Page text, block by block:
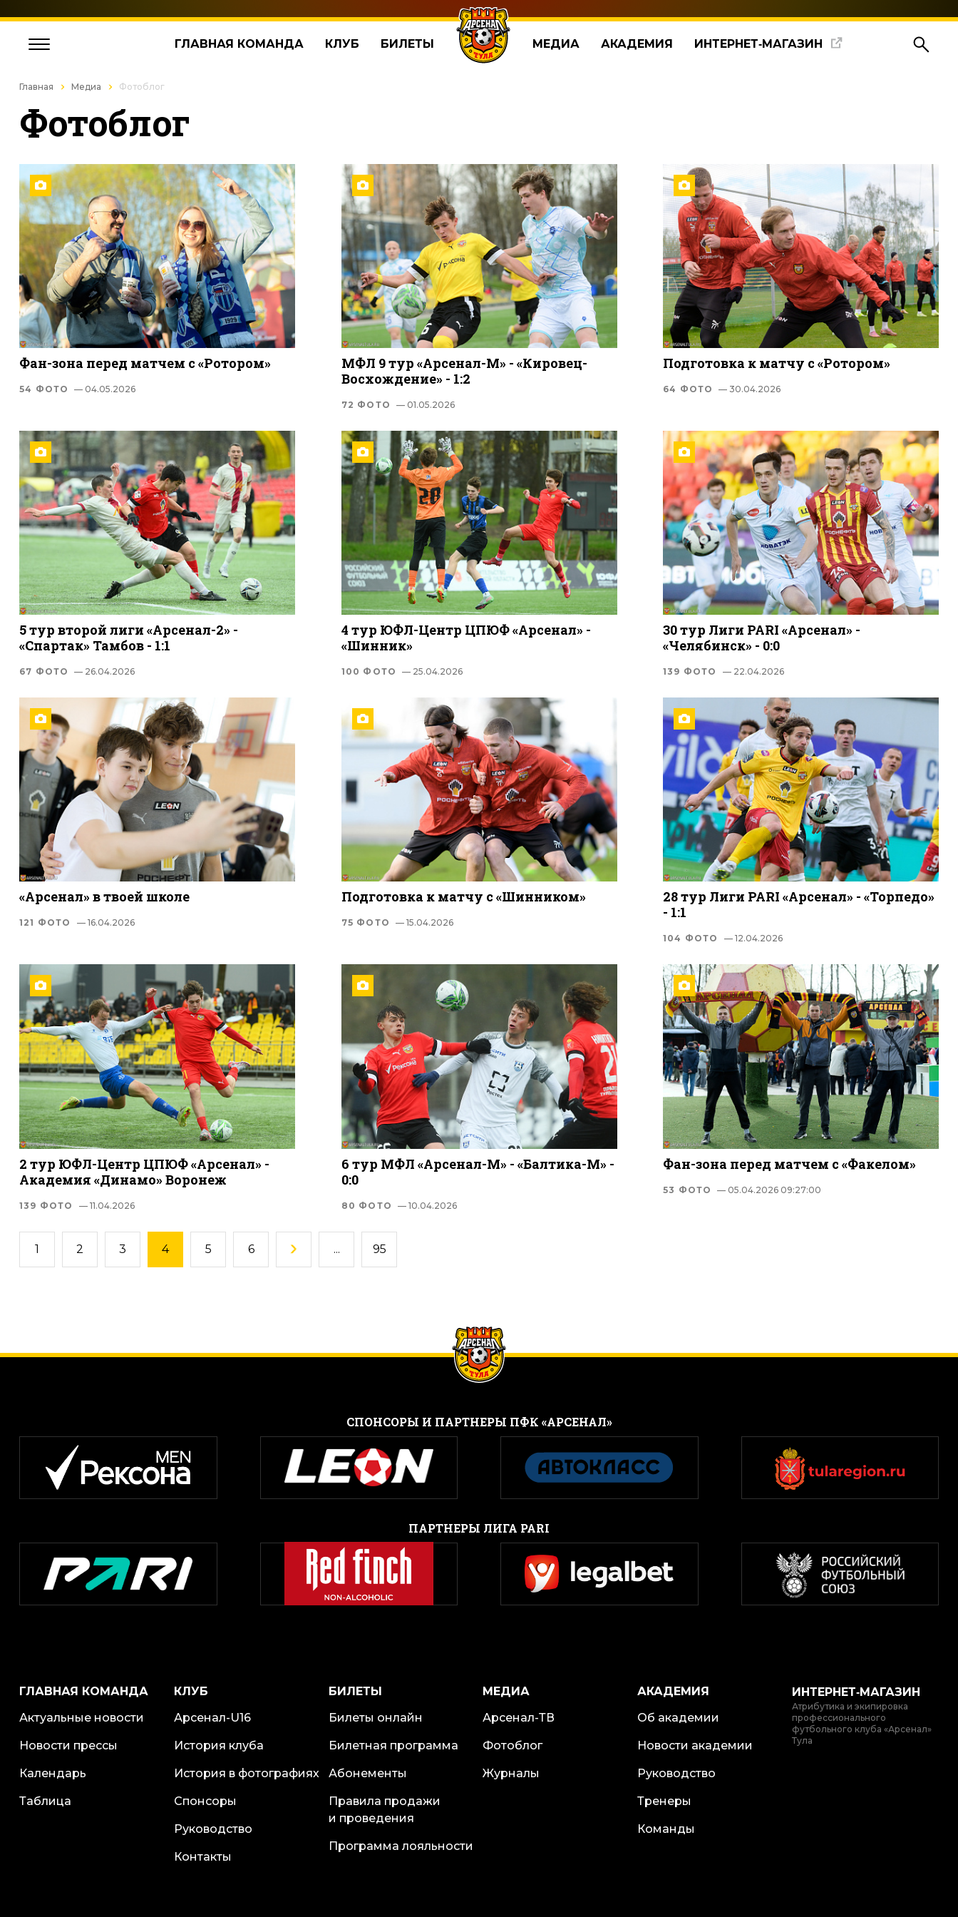
ГЛАВНАЯ КОМАНДА КЛУБ БИЛЕТЫ МЕДИА АКАДЕМИЯ ИНТЕРНЕТ‑МАГАЗИН
Главная Медиа Фотоблог
Фотоблог
Фан-зона перед матчем с «Ротором»
54 ФОТО — 04.05.2026
МФЛ 9 тур «Арсенал-М» - «Кировец-
Восхождение» - 1:2
72 ФОТО — 01.05.2026
Подготовка к матчу с «Ротором»
64 ФОТО — 30.04.2026
5 тур второй лиги «Арсенал-2» -
«Спартак» Тамбов - 1:1
67 ФОТО — 26.04.2026
4 тур ЮФЛ-Центр ЦПЮФ «Арсенал» -
«Шинник»
100 ФОТО — 25.04.2026
30 тур Лиги PARI «Арсенал» -
«Челябинск» - 0:0
139 ФОТО — 22.04.2026
«Арсенал» в твоей школе
121 ФОТО — 16.04.2026
Подготовка к матчу с «Шинником»
75 ФОТО — 15.04.2026
28 тур Лиги PARI «Арсенал» - «Торпедо»
- 1:1
104 ФОТО — 12.04.2026
2 тур ЮФЛ-Центр ЦПЮФ «Арсенал» -
Академия «Динамо» Воронеж
139 ФОТО — 11.04.2026
6 тур МФЛ «Арсенал-М» - «Балтика-М» -
0:0
80 ФОТО — 10.04.2026
Фан-зона перед матчем с «Факелом»
53 ФОТО — 05.04.2026 09:27:00
1 2 3 4 5 6 ... 95
CПОНСОРЫ И ПАРТНЕРЫ ПФК «АРСЕНАЛ»
ПАРТНЕРЫ ЛИГА PARI
ГЛАВНАЯ КОМАНДА
Актуальные новости
Новости прессы
Календарь
Таблица
КЛУБ
Арсенал-U16
История клуба
История в фотографиях
Спонсоры
Руководство
Контакты
БИЛЕТЫ
Билеты онлайн
Билетная программа
Абонементы
Правила продажи
и проведения
Программа лояльности
МЕДИА
Арсенал-ТВ
Фотоблог
Журналы
АКАДЕМИЯ
Об академии
Новости академии
Руководство
Тренеры
Команды
ИНТЕРНЕТ‑МАГАЗИН
Атрибутика и экипировка
профессионального
футбольного клуба «Арсенал»
Тула